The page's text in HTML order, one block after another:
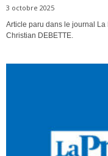
3 octobre 2025
Article paru dans le journal La
Christian DEBETTE.